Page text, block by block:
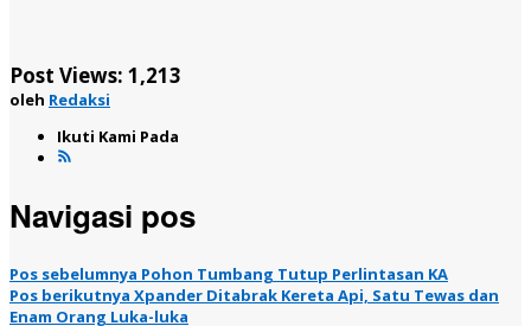
Post Views: 1,213
oleh Redaksi
Ikuti Kami Pada
Navigasi pos
Pos sebelumnya Pohon Tumbang Tutup Perlintasan KA
Pos berikutnya Xpander Ditabrak Kereta Api, Satu Tewas dan
Enam Orang Luka-luka